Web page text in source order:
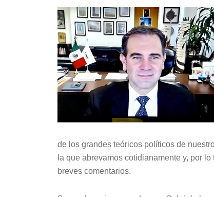
de los grandes teóricos políticos de
la que abrevamos cotidianamente y, por
breves comentarios.